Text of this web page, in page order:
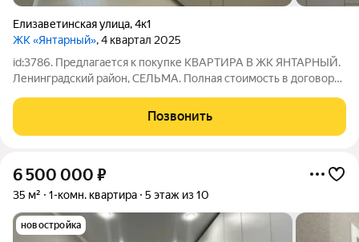
Елизаветинская улица,4к1
ЖК «Янтарный», 4 квартал 2025
id:3786. Предлагается к покупке КВАРТИРА В ЖК ЯНТАРНЫЙ.
Ленинградский район, СЕЛЬМА. Полная стоимость в договоре!
Находится на видовом этаже, с ПАНОРАМНЫМ
ОСТЕКЛЕНИЕМ. - АВТОНОМНОЕ ОТОПЛЕНИЕ. Котёл
Позвонить
6 500 000 ₽
35 м² 1-комн. квартира 5 этаж из 10
новостройка